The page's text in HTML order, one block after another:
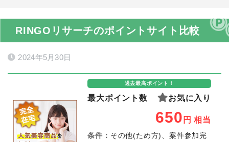
RINGOリサーチのポイントサイト比較
2024年5月30日
過去最高ポイント！
最大ポイント数 お気に入り
650 円 相当
条件： その他(ため方)、案件参加完